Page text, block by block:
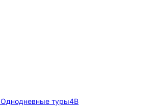
Однодневные туры4В